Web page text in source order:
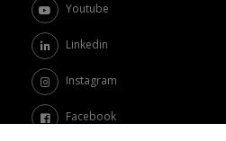
Youtube
Linkedin
Instagram
Facebook